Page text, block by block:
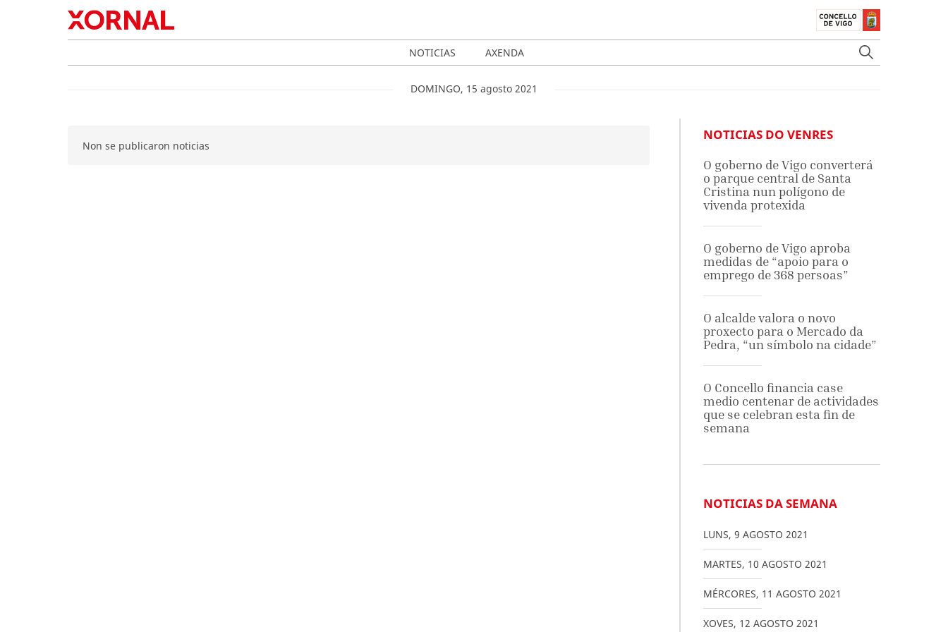
NOTICIAS AXENDA
DOMINGO, 15 agosto 2021
Non se publicaron noticias
NOTICIAS DO VENRES
O goberno de Vigo converterá
o parque central de Santa
Cristina nun polígono de
vivenda protexida
O goberno de Vigo aproba
medidas de “apoio para o
emprego de 368 persoas”
O alcalde valora o novo
proxecto para o Mercado da
Pedra, “un símbolo na cidade”
O Concello financia case
medio centenar de actividades
que se celebran esta fin de
semana
NOTICIAS DA SEMANA
LUNS, 9 AGOSTO 2021
MARTES, 10 AGOSTO 2021
MÉRCORES, 11 AGOSTO 2021
XOVES, 12 AGOSTO 2021